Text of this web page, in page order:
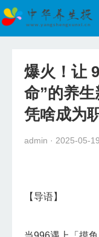
爆火！让
命”的养生
凭啥成为
admin · 2025-05-19
【导语】